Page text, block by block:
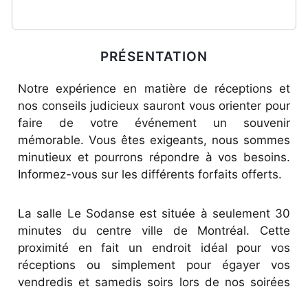
PRÉSENTATION
Notre expérience en matière de réceptions et
nos conseils judicieux sauront vous orienter pour
faire de votre événement un souvenir
mémorable. Vous êtes exigeants, nous sommes
minutieux et pourrons répondre à vos besoins.
Informez-vous sur les différents forfaits offerts.
La salle Le Sodanse est située à seulement 30
minutes du centre ville de Montréal. Cette
proximité en fait un endroit idéal pour vos
réceptions ou simplement pour égayer vos
vendredis et samedis soirs lors de nos soirées